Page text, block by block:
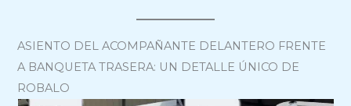
ASIENTO DEL ACOMPAÑANTE DELANTERO FRENTE
A BANQUETA TRASERA: UN DETALLE ÚNICO DE
ROBALO